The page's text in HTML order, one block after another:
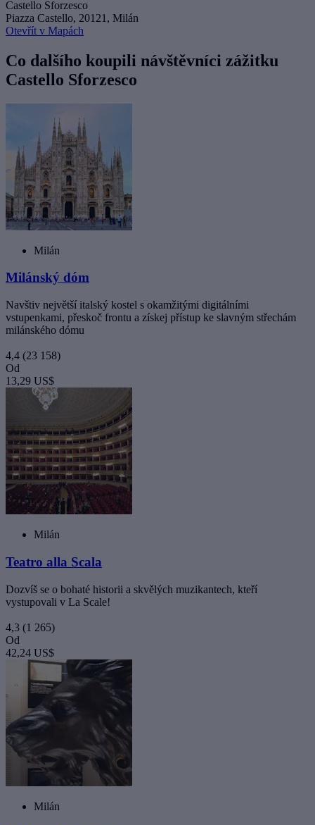
Castello Sforzesco
Piazza Castello, 20121, Milán
Otevřít v Mapách
Co dalšího koupili návštěvníci zážitku
Castello Sforzesco
Milán
Milánský dóm
Navštiv největší italský kostel s okamžitými digitálními
vstupenkami, přeskoč frontu a získej přístup ke slavným střechám
milánského dómu
4,4 (23 158)
Od
13,29 US$
Milán
Teatro alla Scala
Dozvíš se o bohaté historii a skvělých muzikantech, kteří
vystupovali v La Scale!
4,3 (1 265)
Od
42,24 US$
Milán